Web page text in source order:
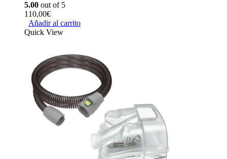
5.00 out of 5
110,00€
Añadir al carrito
Quick View